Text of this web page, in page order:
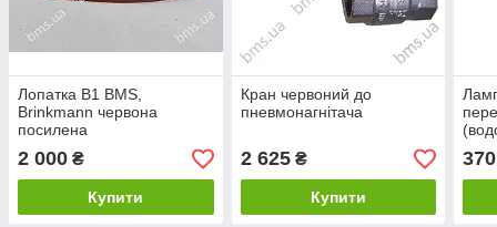
Лопатка B1 BMS,
Brinkmann червона
посилена
2 000 ₴
Купити
Кран червоний до
пневмонагнітача
2 625₴
Купити
370